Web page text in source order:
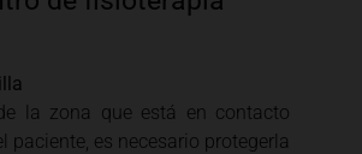
la zona que está en contacto
paciente, es necesario protegerla